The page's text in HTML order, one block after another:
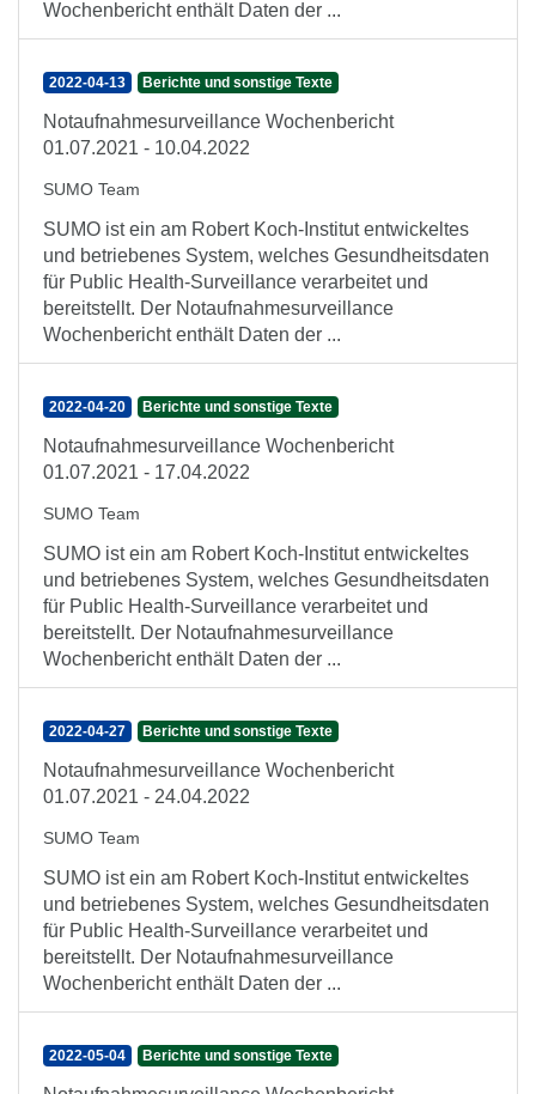
Wochenbericht enthält Daten der ...
2022-04-13 Berichte und sonstige Texte
Notaufnahmesurveillance Wochenbericht
01.07.2021 - 10.04.2022
SUMO Team
SUMO ist ein am Robert Koch-Institut entwickeltes
und betriebenes System, welches Gesundheitsdaten
für Public Health-Surveillance verarbeitet und
bereitstellt. Der Notaufnahmesurveillance
Wochenbericht enthält Daten der ...
2022-04-20 Berichte und sonstige Texte
Notaufnahmesurveillance Wochenbericht
01.07.2021 - 17.04.2022
SUMO Team
SUMO ist ein am Robert Koch-Institut entwickeltes
und betriebenes System, welches Gesundheitsdaten
für Public Health-Surveillance verarbeitet und
bereitstellt. Der Notaufnahmesurveillance
Wochenbericht enthält Daten der ...
2022-04-27 Berichte und sonstige Texte
Notaufnahmesurveillance Wochenbericht
01.07.2021 - 24.04.2022
SUMO Team
SUMO ist ein am Robert Koch-Institut entwickeltes
und betriebenes System, welches Gesundheitsdaten
für Public Health-Surveillance verarbeitet und
bereitstellt. Der Notaufnahmesurveillance
Wochenbericht enthält Daten der ...
2022-05-04 Berichte und sonstige Texte